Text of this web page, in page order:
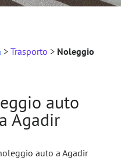
> Trasporto > Noleggio
auto
Agadir
auto a Agadir